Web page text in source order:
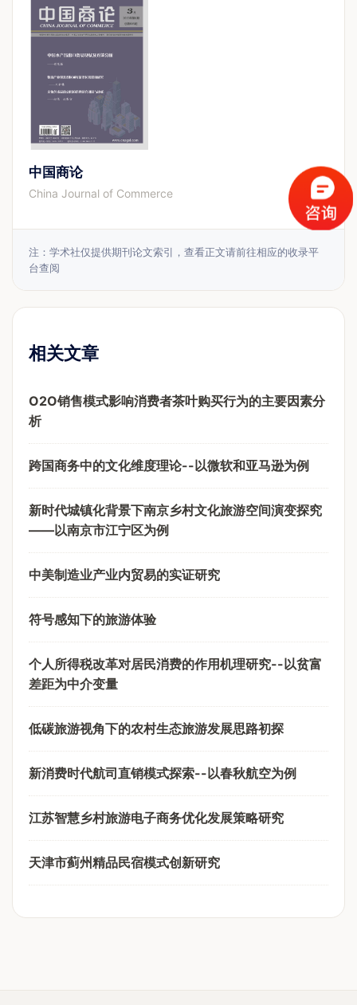
中国商论
China Journal of Commerce
注：学术社仅提供期刊论文索引，查看正文请前往相应的收录平
台查阅
相关文章
O2O销售模式影响消费者茶叶购买行为的主要因素分
析
跨国商务中的文化维度理论--以微软和亚马逊为例
新时代城镇化背景下南京乡村文化旅游空间演变探究
——以南京市江宁区为例
中美制造业产业内贸易的实证研究
符号感知下的旅游体验
个人所得税改革对居民消费的作用机理研究--以贫富
差距为中介变量
低碳旅游视角下的农村生态旅游发展思路初探
新消费时代航司直销模式探索--以春秋航空为例
江苏智慧乡村旅游电子商务优化发展策略研究
天津市蓟州精品民宿模式创新研究